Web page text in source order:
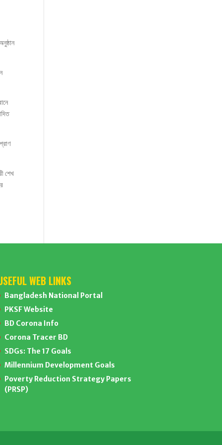
শেখ
WEB LINKS
Bangladesh National Portal
PKSF Website
BD Corona Info
Corona Tracer BD
SDGs: The 17 Goals
Millennium Development Goals
Poverty Reduction Strategy Papers
(PRSP)